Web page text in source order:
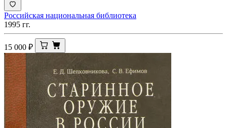
Российская национальная библиотека
1995 гг.
15 000 ₽